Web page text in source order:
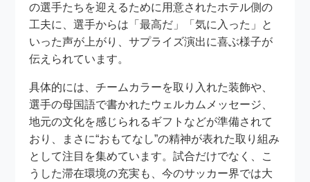
の選手たちを迎えるために用意されたホテル側の
工夫に、選手からは「最高だ」「気に入った」と
いった声が上がり、サプライズ演出に喜ぶ様子が
伝えられています。
具体的には、チームカラーを取り入れた装飾や、
選手の母国語で書かれたウェルカムメッセージ、
地元の文化を感じられるギフトなどが準備されて
おり、まさに“おもてなし”の精神が表れた取り組み
として注目を集めています。試合だけでなく、こ
うした滞在環境の充実も、今のサッカー界では大